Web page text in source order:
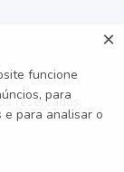
funcione
para
e para analisar o
×
reservados.